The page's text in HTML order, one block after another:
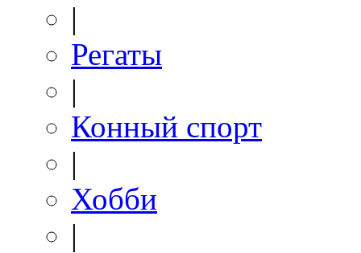
|
Регаты
|
Конный спорт
|
Хобби
|